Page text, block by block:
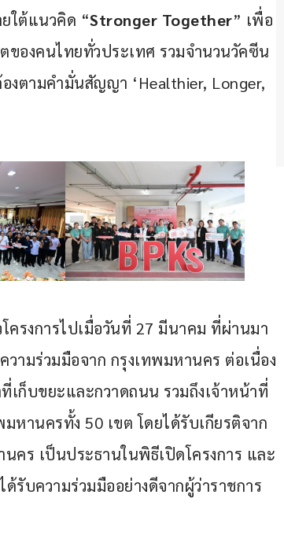
ใต้แนวคิด “Stronger Together” เพื่อ
ของคนไทยทั่วประเทศ รวมจำนวนวัคซีน
งตามคำมั่นสัญญา ‘Healthier, Longer,
ครงการไปเมื่อวันที่ 27 มีนาคม ที่ผ่านมา
ามร่วมมือจาก กรุงเทพมหานคร ต่อเนื่อง
ก็บขยะและกวาดถนน รวมถึงเจ้าหน้าที่
หานครทั้ง 50 เขต โดยได้รับเกียรติจาก
คร เป็นประธานในพิธีเปิดโครงการ และ
รับความร่วมมืออย่างดีจากผู้ว่าราชการ